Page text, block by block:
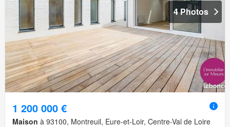
4 Photos
1 200 000 €
Maison à 93100, Montreuil, Eure-et-Loir, Centre-Val de Loire